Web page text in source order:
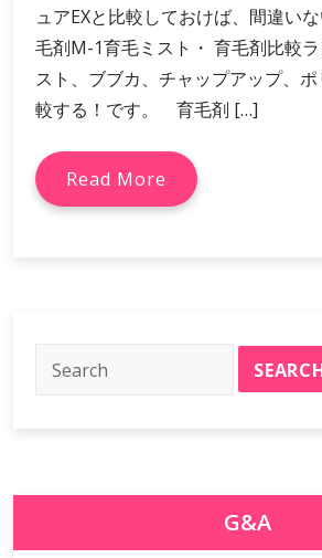
ュアEXと比較しておけば、間違い
毛剤M-1育毛ミスト・ 育毛剤比較
スト、ブブカ、チャップアップ、ポ
較する！です。 育毛剤 […]
Read More
G&A